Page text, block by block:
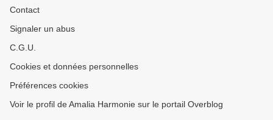
Contact
Signaler un abus
C.G.U.
Cookies et données personnelles
Préférences cookies
Voir le profil de Amalia Harmonie sur le portail Overblog